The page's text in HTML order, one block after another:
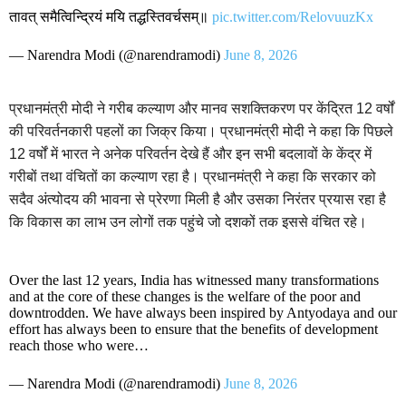
तावत् समैत्विन्द्रियं मयि तद्धस्तिवर्चसम्॥ pic.twitter.com/RelovuuzKx
— Narendra Modi (@narendramodi) June 8, 2026
प्रधानमंत्री मोदी ने गरीब कल्याण और मानव सशक्तिकरण पर केंद्रित 12 वर्षों
की परिवर्तनकारी पहलों का जिक्र किया। प्रधानमंत्री मोदी ने कहा कि पिछले
12 वर्षों में भारत ने अनेक परिवर्तन देखे हैं और इन सभी बदलावों के केंद्र में
गरीबों तथा वंचितों का कल्याण रहा है। प्रधानमंत्री ने कहा कि सरकार को
सदैव अंत्योदय की भावना से प्रेरणा मिली है और उसका निरंतर प्रयास रहा है
कि विकास का लाभ उन लोगों तक पहुंचे जो दशकों तक इससे वंचित रहे।
Over the last 12 years, India has witnessed many transformations
and at the core of these changes is the welfare of the poor and
downtrodden. We have always been inspired by Antyodaya and our
effort has always been to ensure that the benefits of development
reach those who were…
— Narendra Modi (@narendramodi) June 8, 2026